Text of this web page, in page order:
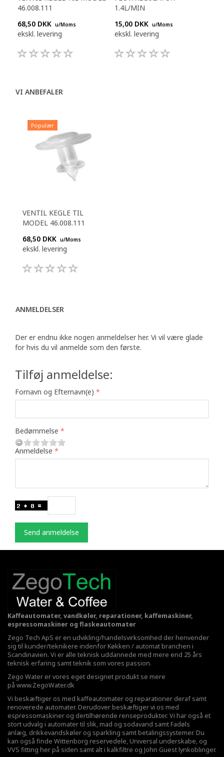
46.008.111
68,50 DKK u/Moms
ekskl. levering
1.4L/MIN
15,00 DKK u/Moms
ekskl. levering
VI ANBEFALER
Populær
VENTIL KEGLE TIL
MODEL 46.008.111
68,50 DKK u/Moms
ekskl. levering
ANMELDELSER
Der er endnu ikke nogen anmeldelser her. Vi vil være glade
for hvis du vil anmelde som den første.
Tilføj anmeldelse:
Fornavn og Efternavn(e)
Bedømmelse
Anmeldelse
Send anmeldelse
Kaffeautomater, vandkøler, reparationer, kaffemaskiner,
espressomaskiner og flaskeautomater
Zego Tech ApS er en udvikling/handelsvirksomhed der henvender
sig til kunder/teknikere indenfor Køkken / automat branchen i
Scandinavien. Vi er alle teknisk uddannede med mere end 25 års
teknisk erfaring samt teknik som vores passion.
Zego Water er vores eget designet produkt se mere
på www.ZegoWater.dk
Vi beskæftiger os med kaffeautomater og reparationer deraf samt
renoverede automater. Derudover beskæftiger vi os med
espressomaskiner og dertilhørende renseprodukter. Vi har også et
stort udvalg i automater til slik, mad og sodavand samt Fadøls
anlæg, drikkevandskøler og sparkling samt betalingssystemer. Du
kan også finde Wittenborg reservedele, Universal underskabe, og
VVS fitting her på siden samt alt i kalkfiltre og John Guest lynkoblinger.